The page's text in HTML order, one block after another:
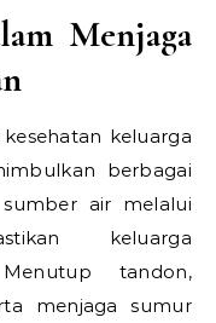
Menjaga
keluarga
berbagai
air melalui
keluarga
tandon,
menjaga sumur